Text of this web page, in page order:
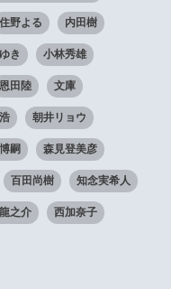
住野よる 内田樹
き 小林秀雄
恩田陸 文庫
朝井リョウ
嗣 森見登美彦
百田尚樹 知念実希人
之介 西加奈子